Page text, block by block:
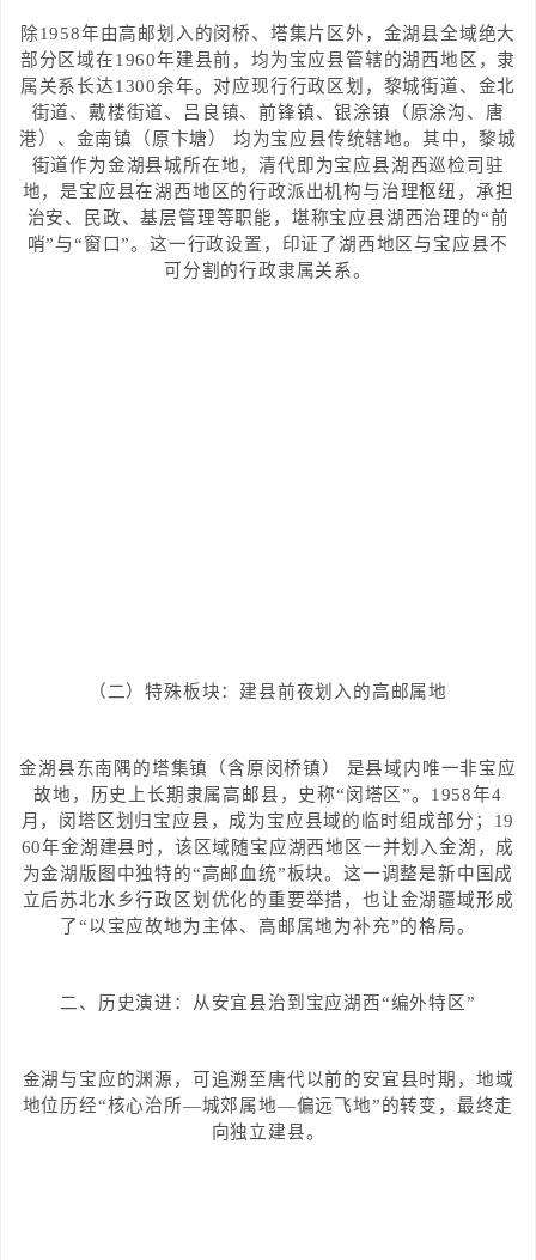
除1958年由高邮划入的闵桥、塔集片区外，金湖县全域绝大
部分区域在1960年建县前，均为宝应县管辖的湖西地区，隶
属关系长达1300余年。对应现行行政区划，黎城街道、金北
街道、戴楼街道、吕良镇、前锋镇、银涂镇（原涂沟、唐
港）、金南镇（原卞塘） 均为宝应县传统辖地。其中，黎城
街道作为金湖县城所在地，清代即为宝应县湖西巡检司驻
地，是宝应县在湖西地区的行政派出机构与治理枢纽，承担
治安、民政、基层管理等职能，堪称宝应县湖西治理的“前
哨”与“窗口”。这一行政设置，印证了湖西地区与宝应县不
可分割的行政隶属关系。
（二）特殊板块：建县前夜划入的高邮属地
金湖县东南隅的塔集镇（含原闵桥镇） 是县域内唯一非宝应
故地，历史上长期隶属高邮县，史称“闵塔区”。1958年4
月，闵塔区划归宝应县，成为宝应县域的临时组成部分；19
60年金湖建县时，该区域随宝应湖西地区一并划入金湖，成
为金湖版图中独特的“高邮血统”板块。这一调整是新中国成
立后苏北水乡行政区划优化的重要举措，也让金湖疆域形成
了“以宝应故地为主体、高邮属地为补充”的格局。
二、历史演进：从安宜县治到宝应湖西“编外特区”
金湖与宝应的渊源，可追溯至唐代以前的安宜县时期，地域
地位历经“核心治所—城郊属地—偏远飞地”的转变，最终走
向独立建县。